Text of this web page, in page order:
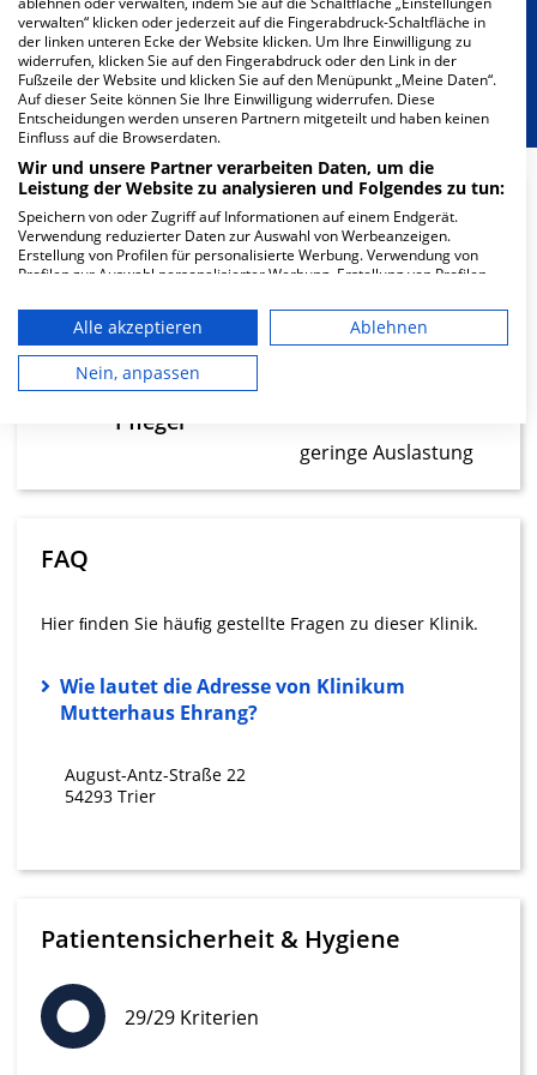
Berücksichtigung von besonderem
Ernährungsbedarf
8.05
Ärzte
geringe Auslastung
12.06
Pfleger
geringe Auslastung
FAQ
Hier ﬁnden Sie häuﬁg gestellte Fragen zu dieser Klinik.
Wie lautet die Adresse von Klinikum
Mutterhaus Ehrang?
August-Antz-Straße 22
54293 Trier
Patientensicherheit & Hygiene
29/29 Kriterien
verwalten“ klicken oder jederzeit auf die Fingerabdruck-Schaltfläche in
der linken unteren Ecke der Website klicken. Um Ihre Einwilligung zu
widerrufen, klicken Sie auf den Fingerabdruck oder den Link in der
Fußzeile der Website und klicken Sie auf den Menüpunkt „Meine Daten“.
Auf dieser Seite können Sie Ihre Einwilligung widerrufen. Diese
Entscheidungen werden unseren Partnern mitgeteilt und haben keinen
Einfluss auf die Browserdaten.
Wir und unsere Partner verarbeiten Daten, um die
Leistung der Website zu analysieren und Folgendes zu tun:
Speichern von oder Zugriff auf Informationen auf einem Endgerät.
Verwendung reduzierter Daten zur Auswahl von Werbeanzeigen.
Erstellung von Profilen für personalisierte Werbung. Verwendung von
Profilen zur Auswahl personalisierter Werbung. Erstellung von Profilen
personalisierter Inhalte. Messung der Werbeleistung. Messung der
Performance von Inhalten. Analyse von Zielgruppen durch Statistiken
oder Kombinationen von Daten aus verschiedenen Quellen. Entwicklung
und Verbesserung der Angebote. Verwendung reduzierter Daten zur
Auswahl von Inhalten.
die USA gesendet werden.
Ihre Einwilligung und die cookie Richtlinie gelten ausschließlich für diese
IAB-Verarbeitungszwecke:
Informationen auf einem Endgerät
Verwendung reduzierter Daten zur Auswahl
von Werbeanzeigen
Erstellung von Profilen zur Personalisierung
Verwendung von Profilen zur Auswahl
Messung der Werbeleistung
Alle akzeptieren
Ablehnen
Nein, anpassen